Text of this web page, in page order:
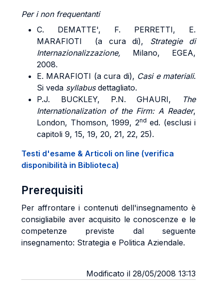
Per i non frequentanti
C. DEMATTE', F. PERRETTI, E.
MARAFIOTI (a cura di), Strategie di
Internazionalizzazione, Milano, EGEA,
2008.
E. MARAFIOTI (a cura di), Casi e materiali.
Si veda syllabusdettagliato.
P.J. BUCKLEY, P.N. GHAURI,
The
Internationalization of the Firm: A Reader,
London, Thomson, 1999, 2nd ed. (esclusi i
capitoli 9, 15, 19, 20, 21, 22, 25).
Testi d'esame & Articoli on line (verifica
disponibilità in Biblioteca)
Prerequisiti
Per affrontare i contenuti dell'insegnamento è
consigliabile aver acquisito le conoscenze e le
competenze previste dal seguente
insegnamento: Strategia e Politica Aziendale.
Modificato il 28/05/2008 13:13